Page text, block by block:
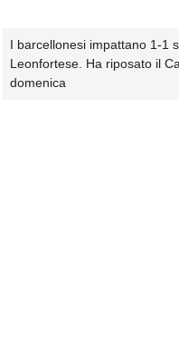
I barcellonesi impattano 1-1
Leonfortese. Ha riposato il
domenica